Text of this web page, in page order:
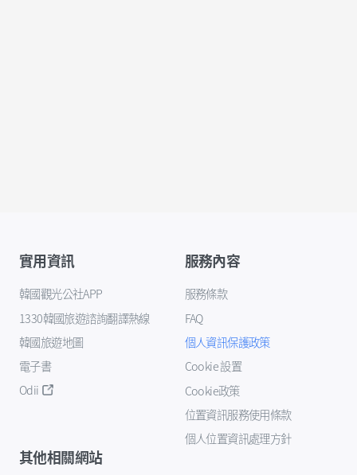
實用資訊
韓國觀光公社APP
1330韓國旅遊諮詢翻譯熱線
韓國旅遊地圖
電子書
Odii
服務內容
服務條款
FAQ
個人資訊保護政策
Cookie 設置
Cookie政策
位置資訊服務使用條款
個人位置資訊處理方針
其他相關網站